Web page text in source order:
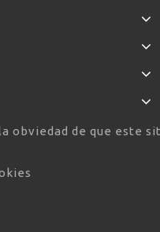
obviedad de que este